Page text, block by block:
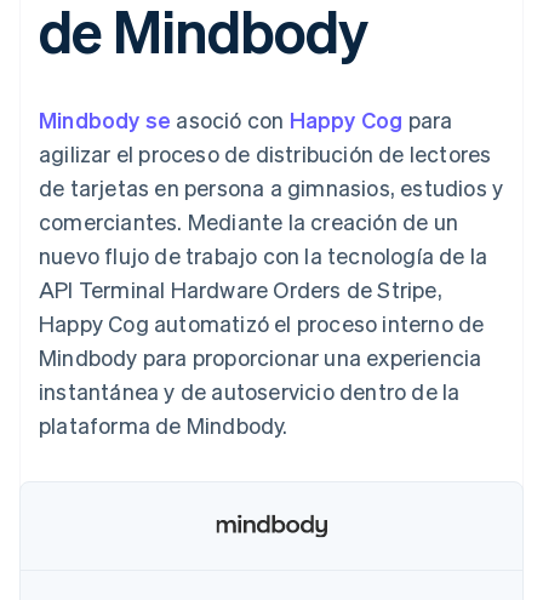
Authorization
Boost
Optimizaciones
Proceso de
acelerado
Recognition
Automatización
contable
personalizados
Data Pipeline
Sincronización
de datos
Más
Product roadmap
Ver lo que viene
Radar
Prevención de fraude
Atlas
Eliminación de dióxido de carbono
Gestión del dinero
Plataformas
SaaS
Por sector
Empresas de IA
Economía de los
creadores
Juegos
Hostelería, viajes y ocio
Medios de
comunicación y
entretenimiento
Organizaciones sin
Sector público
Minorista
Gestionar
suscripciones
Ofrecer cobro por
respaldadas por
monedas estables
Aprovisiona y gestiona
servicios con agentes
Recursos
Integraciones de
aplicaciones
Ejemplos de código
Blog de
desarrolladores
Empresa
Hoja de ruta del
Sessions
Empleos
Sala de prensa
Stripe Press
Contacta con ventas
Conviértete en socio
de Mindbody
Mindbody se asoció con Happy Cog para
agilizar el proceso de distribución de lectores
de tarjetas en persona a gimnasios, estudios y
comerciantes. Mediante la creación de un
nuevo flujo de trabajo con la tecnología de la
API Terminal Hardware Orders de Stripe,
Happy Cog automatizó el proceso interno de
Mindbody para proporcionar una experiencia
instantánea y de autoservicio dentro de la
plataforma de Mindbody.